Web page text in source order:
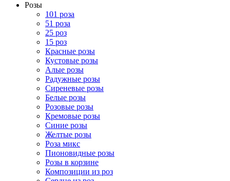
Розы
101 роза
51 роза
25 роз
15 роз
Красные розы
Кустовые розы
Алые розы
Радужные розы
Сиреневые розы
Белые розы
Розовые розы
Кремовые розы
Синие розы
Желтые розы
Роза микс
Пионовидные розы
Розы в корзине
Композиции из роз